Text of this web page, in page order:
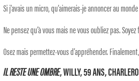
Si j’avais un micro, qu’aimerais-je annoncer au
Ne pensez qu’à vous mais ne vous oubliez pas.
Osez mais permettez-vous d’appréhender.
IL RESTE UNE OMBRE, WILLY, 59 ANS,